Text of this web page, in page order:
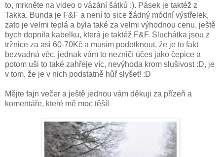
to, mrkněte na video o vázání šátků :). Pásek je taktéž z
Takka. Bunda je F&F a není to sice žádný módní výstřelek,
zato je velmi teplá a byla také za velmi výhodnou cenu, ještě
bych dopnila kabelku, která je taktéž F&F. Sluchátka jsou z
tržnice za asi 60-70Kč a musím podotknout, že je to fakt
bezvadná věc, jednak vám to nezničí účes jako čepice a
potom uši to také zahřeje víc, nevýhoda krom slušivost :D, je
v tom, že je v nich podstatně hůř slyšet! :D
Mějte fajn večer a ještě jednou vám děkuji za přízeň a
komentáře, které mě moc těší!